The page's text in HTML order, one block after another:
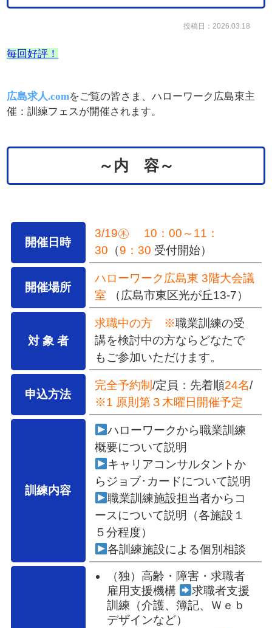
投稿日：2026.03.18
毎回好評！
広島求人.comをご覧の皆さま、ハローワーク広島東主
催：訓練フェスが開催されます。
～内 容～
開催日時
3/19㊍ 10：00～11：
30 （9：30 受付開始）
開催場所
ハローワーク広島東 3階大会議
室
（広島市東区光が丘13-7）
対 象 者
求職中の方 ※職業訓練の受
講を検討中の方ならどなたで
もご参加いただけます。
申込方法
完全予約制 /定員：先着順24名/
※1 原則第３木曜日開催予定
訓練内容
ハローワークから職業訓練
概要について説明
キャリアコンサルタントか
らジョブ･カードについて説明
職業訓練施設担当者からコ
ースについて説明（各施設１
５分程度）
各訓練施設による個別相談
（独）高齢・障害・求職者
雇用支援機構
求職者支援
訓練（介護、簿記、Ｗｅｂ
デザインなど）